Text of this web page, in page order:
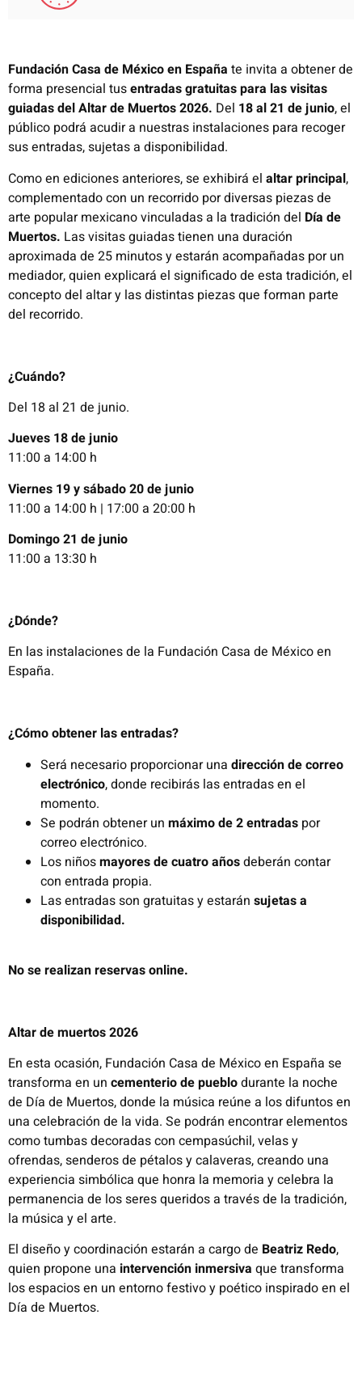
Fundación Casa de México en España te invita a obtener de
forma presencial tusentradas gratuitas para las visitas
guiadas del Altar de Muertos 2026. Del 18 al 21 de junio, el
público podrá acudir a nuestras instalaciones para recoger
sus entradas, sujetas a disponibilidad.
Como en ediciones anteriores, se exhibirá el altar principal,
complementado con un recorrido por diversas piezas de
arte popular mexicano vinculadas a la tradición del Día de
Muertos. Las visitas guiadas tienen una duración
aproximada de 25 minutos y estarán acompañadas por un
mediador, quien explicará el significado de esta tradición, el
concepto del altar y las distintas piezas que forman parte
del recorrido.
¿Cuándo?
Del 18 al 21 de junio.
Jueves 18 de junio
11:00 a 14:00 h
Viernes 19 y sábado 20 de junio
11:00 a 14:00 h | 17:00 a 20:00 h
Domingo 21 de junio
11:00 a 13:30 h
¿Dónde?
En las instalaciones de la Fundación Casa de México en
España.
¿Cómo obtener las entradas?
Será necesario proporcionar una dirección de correo
electrónico, donde recibirás las entradas en el
momento.
Se podrán obtener un máximo de 2 entradas por
correo electrónico.
Los niñosmayores de cuatro añosdeberán contar
con entrada propia.
Las entradas son gratuitas y estarán sujetas a
disponibilidad.
No se realizan reservas online.
Altar de muertos 2026
En esta ocasión, Fundación Casa de México en España se
transforma en un cementerio de pueblodurante la noche
de Día de Muertos, donde la música reúne a los difuntos en
una celebración de la vida. Se podrán encontrar elementos
como tumbas decoradas con cempasúchil, velas y
ofrendas, senderos de pétalos y calaveras, creando una
experiencia simbólica que honra la memoria y celebra la
permanencia de los seres queridos a través de la tradición,
la música y el arte.
El diseño y coordinación estarán a cargo de Beatriz Redo,
quien propone una intervención inmersiva que transforma
los espacios en un entorno festivo y poético inspirado en el
Día de Muertos.